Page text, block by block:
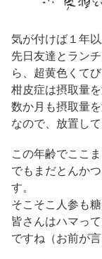
気が付けば１年
先日友達とラン
ら、超黄色くて
柑皮症は摂取量
数か月も摂取量
なので、放置して
この年齢でここ
でもまだとんか
す。
そこそこ人参も
皆さんはハマっ
ですね（お前が言